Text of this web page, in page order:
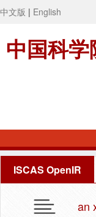
中文版 | English
中国科学
ISCAS OpenIR
an